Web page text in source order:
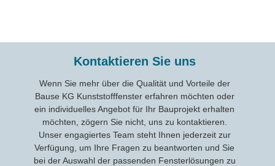
Kontaktieren Sie uns
Wenn Sie mehr über die Qualität und Vorteile der
Bause KG Kunststofffenster erfahren möchten oder
ein individuelles Angebot für Ihr Bauprojekt erhalten
möchten, zögern Sie nicht, uns zu kontaktieren.
Unser engagiertes Team steht Ihnen jederzeit zur
Verfügung, um Ihre Fragen zu beantworten und Sie
bei der Auswahl der passenden Fensterlösungen zu